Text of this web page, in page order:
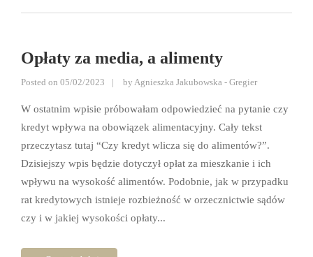
Opłaty za media, a alimenty
Posted on 05/02/2023 by Agnieszka Jakubowska - Gregier
W ostatnim wpisie próbowałam odpowiedzieć na pytanie czy
kredyt wpływa na obowiązek alimentacyjny. Cały tekst
przeczytasz tutaj “Czy kredyt wlicza się do alimentów?”.
Dzisiejszy wpis będzie dotyczył opłat za mieszkanie i ich
wpływu na wysokość alimentów. Podobnie, jak w przypadku
rat kredytowych istnieje rozbieżność w orzecznictwie sądów
czy i w jakiej wysokości opłaty...